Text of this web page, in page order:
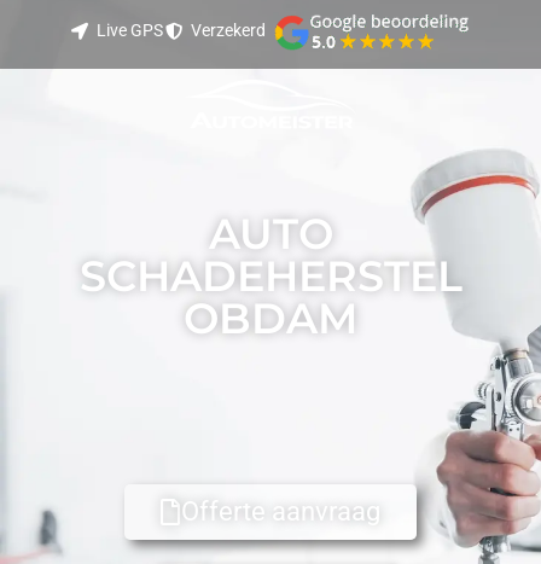
Live GPS Verzekerd
Verzekerd transport
AUTO
SCHADEHERSTEL
OBDAM
Offerte aanvraag